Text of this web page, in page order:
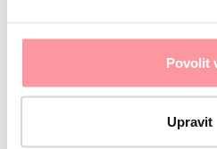
Povolit
Upravit
modulo non può essere
Oppure